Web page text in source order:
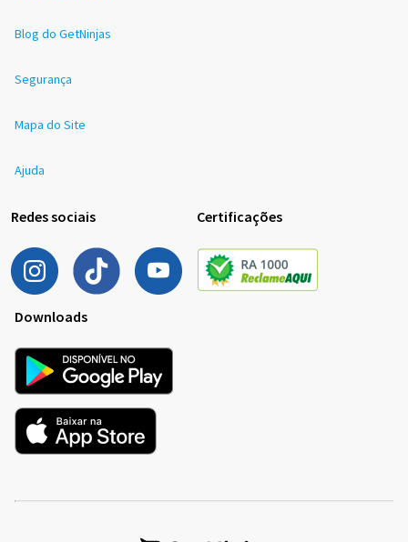
Blog do GetNinjas
Segurança
Mapa do Site
Ajuda
Redes sociais Certificações
Downloads